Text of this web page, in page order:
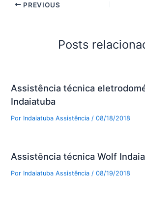
PREVIOUS
Posts
Assistência técnica
Indaiatuba
Por Indaiatuba Assistência /08/18/2018
Assistência técnica Wolf
Por Indaiatuba Assistência /08/19/2018